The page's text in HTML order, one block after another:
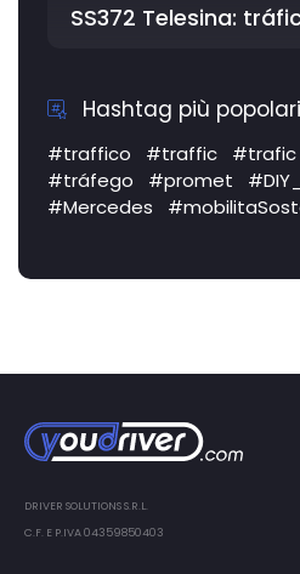
SS372 Telesina:
Hashtag più popolari
#traffico #traffic #trafic
#tráfego
#promet
#Mercedes
DRIVER SOLUTIONS S.R.L.
C.F. E P.IVA 04359850403